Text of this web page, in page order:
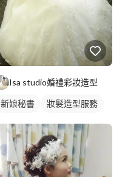
Isa studio婚禮彩妝造型
新娘秘書 妝髮造型服務